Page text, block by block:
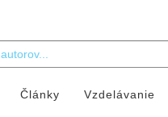
Články Vzdelávanie